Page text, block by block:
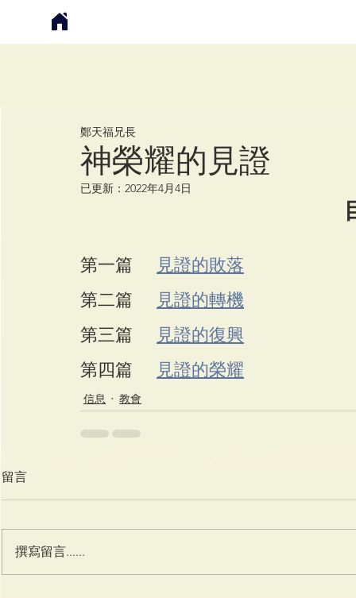
神榮耀的見證
鄭天福兄長
已更新： 2022年4月4日
第一篇
見證的敗落
第二篇
見證的轉機
第三篇
見證的復興
第四篇
見證的榮耀
信息 教會
留言
撰寫留言......